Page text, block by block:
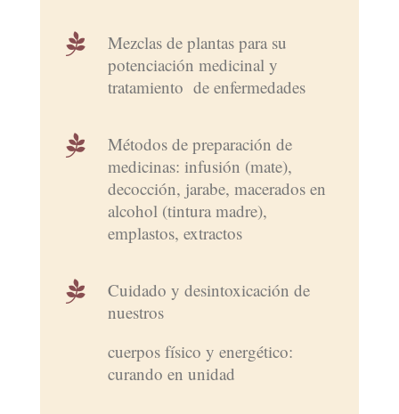

Mezclas de plantas para su
potenciación medicinal y
tratamiento de enfermedades

Métodos de preparación de
medicinas: infusión (mate),
decocción, jarabe, macerados en
alcohol (tintura madre),
emplastos, extractos

Cuidado y desintoxicación de
nuestros
cuerpos físico y energético:
curando en unidad